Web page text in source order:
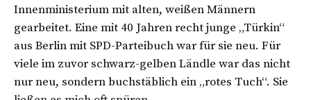
Innenministerium mit alten, weißen Männern
gearbeitet. Eine mit 40 Jahren recht junge „Türkin“
aus Berlin mit SPD-Parteibuch war für sie neu. Für
viele im zuvor schwarz-gelben Ländle war das nicht
nur neu, sondern buchstäblich ein „rotes Tuch“. Sie